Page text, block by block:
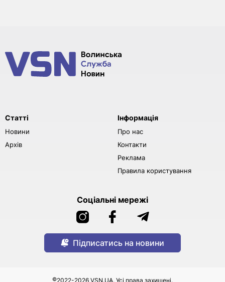
Статті
Новини
Архів
Інформація
Про нас
Контакти
Реклама
Правила користування
Соціальні мережі
Підписатись на новини
©2022-2026 VSN.UA. Усі права захищені.